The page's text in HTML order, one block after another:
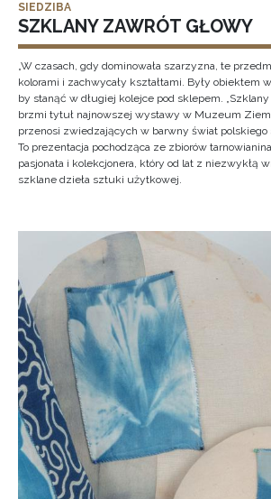
SIEDZIBA
SZKLANY ZAWRÓT GŁOWY
„W czasach, gdy dominowała szarzyzna, te
kolorami i zachwycały kształtami. Były obiektem
by stanąć w długiej kolejce pod sklepem. „Szklany
brzmi tytuł najnowszej wystawy w Muzeum
przenosi zwiedzających w barwny świat polskiego
To prezentacja pochodząca ze zbiorów
pasjonata i kolekcjonera, który od lat z niezwykłą
szklane dzieła sztuki użytkowej.